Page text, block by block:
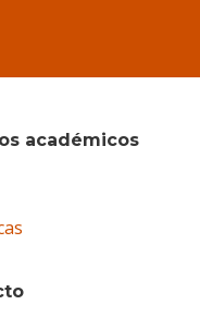
académicos